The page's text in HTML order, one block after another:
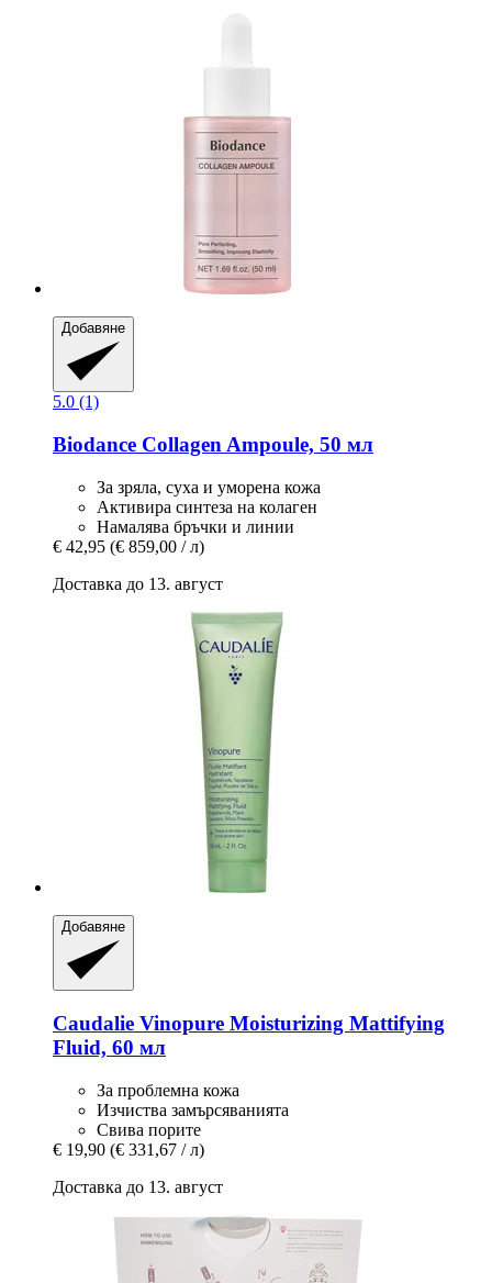
Добавяне
5.0 (1)
Biodance Collagen Ampoule, 50 мл
За зряла, суха и уморена кожа
Активира синтеза на колаген
Намалява бръчки и линии
€ 42,95 (€ 859,00 / л)
Доставка до 13. август
Добавяне
Caudalie Vinopure Moisturizing Mattifying
Fluid, 60 мл
За проблемна кожа
Изчиства замърсяванията
Свива порите
€ 19,90 (€ 331,67 / л)
Доставка до 13. август